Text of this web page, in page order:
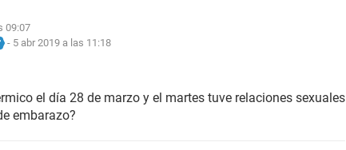
09:07
- 5 abr 2019 a las 11:18
el día 28 de marzo y el martes tuve relaciones sexuales
embarazo?